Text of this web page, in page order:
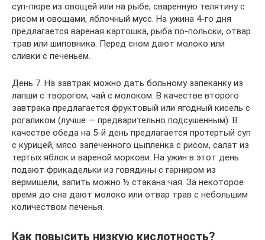
суп-пюре из овощей или на рыбе, сваренную телятину с
рисом и овощами, яблочный мусс. На ужина 4-го дня
предлагается вареная картошка, рыба по-польски, отвар
трав или шиповника. Перед сном дают молоко или
сливки с печеньем.
День 7. На завтрак можно дать больному запеканку из
лапши с творогом, чай с молоком. В качестве второго
завтрака предлагается фруктовый или ягодный кисель с
рогаликом (лучше — предварительно подсушенным). В
качестве обеда на 5-й день предлагается протертый суп
с курицей, мясо запеченного цыпленка с рисом, салат из
тертых яблок и вареной моркови. На ужин в этот день
подают фрикадельки из говядины с гарниром из
вермишели, запить можно ½ стакана чая. За некоторое
время до сна дают молоко или отвар трав с небольшим
количеством печенья.
Как повысить низкую кислотность?